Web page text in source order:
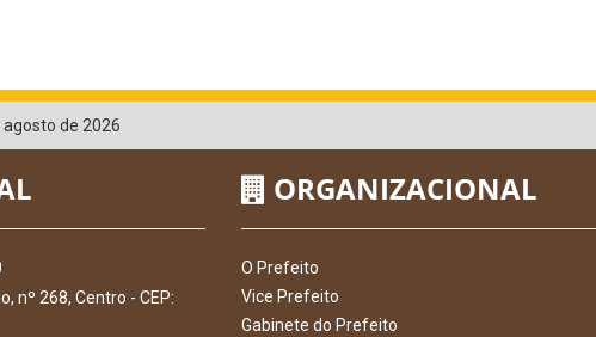
agosto de 2026
nº 268, Centro - CEP:
ORGANIZACIONAL
O Prefeito
Vice Prefeito
Gabinete do Prefeito